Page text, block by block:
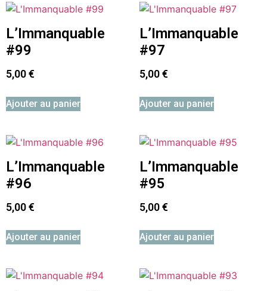
L’Immanquable
#99
5,00€
Ajouter au panier
L’Immanquable
#97
5,00€
Ajouter au panier
L’Immanquable
#96
5,00€
Ajouter au panier
L’Immanquable
#95
5,00€
Ajouter au panier